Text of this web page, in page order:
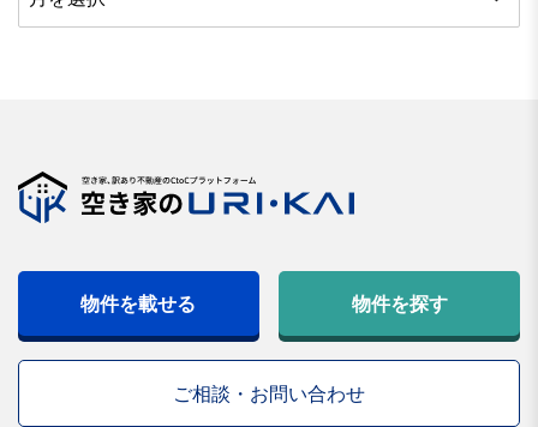
ー
物件を載せる 物件を探す
ご相談・お問い合わせ